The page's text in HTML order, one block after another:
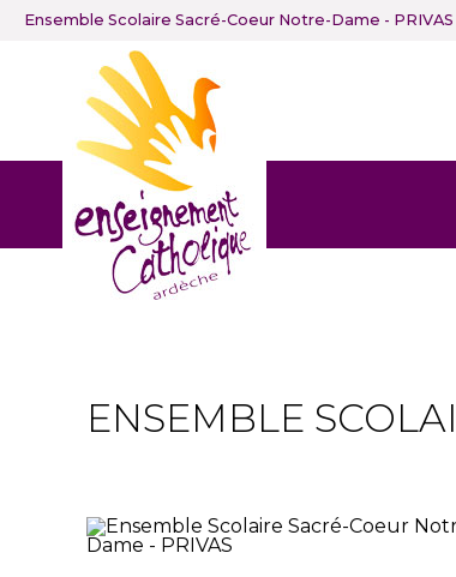
Ensemble Scolaire Sacré-Coeur Notre-Dame - PRIVAS
ENSEMBLE